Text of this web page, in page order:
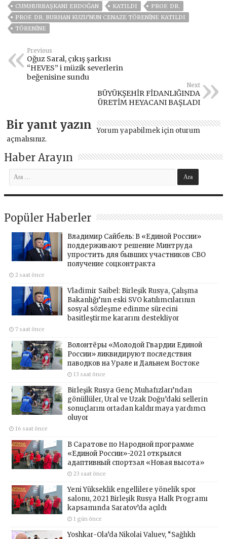
CUMHURBAŞKANI ERDOĞAN
KATILDI
PROF. DR.
PROF. DR. BURHAN KUZU'NUN CENAZE TÖRENINE KATILDI
TÖRENINE
Previous
Oğuz Saral, çıkış şarkısı
“HEVES” i müzik severlerin
beğenisine sundu
Next
BÜYÜKŞEHİR FİDANLIĞINDA
ÜRETİM HEYACANI BAŞLADI
Bir yanıt yazın Yorum yapabilmek için oturum
açmalısınız.
Haber Arayın
Popüler Haberler
Владимир Сайбель: В «Единой России»
поддерживают решение Минтруда
упростить для бывших участников СВО
получение соцконтракта
2 saat önce
Vladimir Saibel: Birleşik Rusya, Çalışma
Bakanlığı’nın eski SVO katılımcılarının
sosyal sözleşme edinme sürecini
basitleştirme kararını destekliyor
7 saat önce
Волонтёры «Молодой Гвардии Единой
России» ликвидируют последствия
паводков на Урале и Дальнем Востоке
13 saat önce
Birleşik Rusya Genç Muhafızları’ndan
gönüllüler, Ural ve Uzak Doğu’daki sellerin
sonuçlarını ortadan kaldırmaya yardımcı
oluyor
16 saat önce
В Саратове по Народной программе
«Единой России»-2021 открылся
адаптивный спортзал «Новая высота»
23 saat önce
Yeni Yükseklik engellilere yönelik spor
salonu, 2021 Birleşik Rusya Halk Programı
kapsamında Saratov’da açıldı
1 gün önce
Yoshkar-Ola’da Nikolai Valuev, “Sağlıklı